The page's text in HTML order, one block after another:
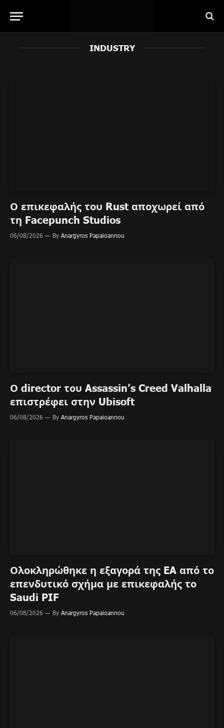
INDUSTRY
Ο επικεφαλής του Rust αποχωρεί από
τη Facepunch Studios
06/08/2026 By Anargyros Papaioannou
Ο director του Assassin’s Creed Valhalla
επιστρέφει στην Ubisoft
06/08/2026 By Anargyros Papaioannou
Ολοκληρώθηκε η εξαγορά της EA από το
επενδυτικό σχήμα με επικεφαλής το
Saudi PIF
06/08/2026 By Anargyros Papaioannou